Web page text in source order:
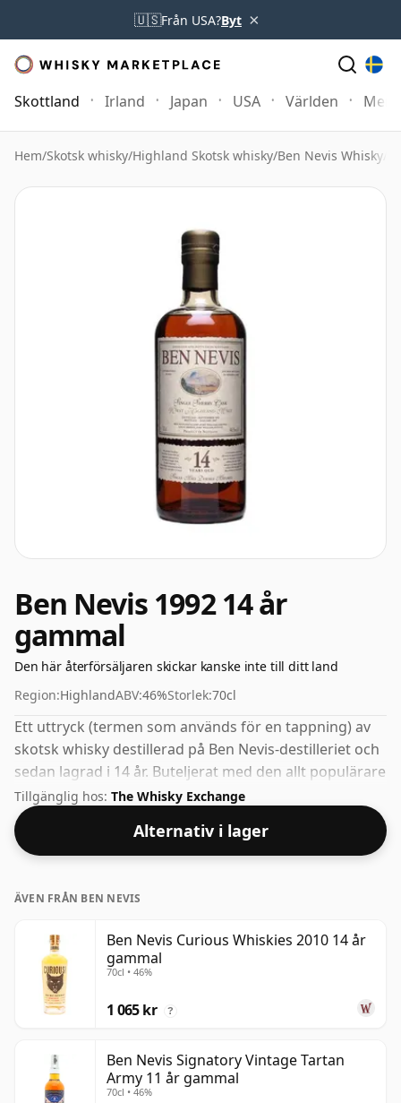
🇺🇸Från USA?Byt ×
Skottland Irland Japan USA Världen Mer
Hem/Skotsk whisky/Highland Skotsk whisky/Ben Nevis Whisky
Ben Nevis 1992 14 år
gammal
Den här återförsäljaren skickar kanske inte till ditt land
Region:HighlandABV:46%Storlek:70cl
Ett uttryck (termen som används för en tappning) av
skotsk whisky destillerad på Ben Nevis-destilleriet och
sedan lagrad i 14 år. Buteljerat med den allt populärare
styrkan på 46%, vilket är ett respektabelt drickande
ABV.
Tillgänglig hos: The Whisky Exchange
Alternativ i lager
ÄVEN FRÅN BEN NEVIS
Ben Nevis Curious Whiskies 2010 14 år
gammal
70cl • 46%
1 065 kr ?
Ben Nevis Signatory Vintage Tartan
Army 11 år gammal
70cl • 46%